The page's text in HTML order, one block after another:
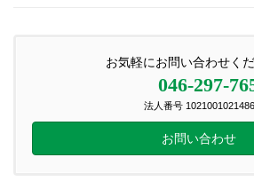
お気軽にお問い合わせくだ
046-297-
法人番号 1021001021486
お問い合わせ